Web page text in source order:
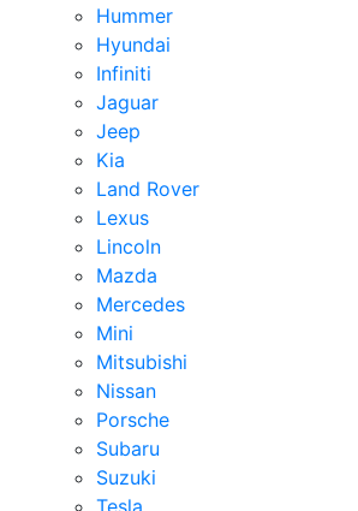
Hummer
Hyundai
Infiniti
Jaguar
Jeep
Kia
Land Rover
Lexus
Lincoln
Mazda
Mercedes
Mini
Mitsubishi
Nissan
Porsche
Subaru
Suzuki
Tesla